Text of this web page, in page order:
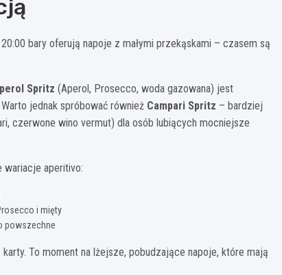
bary oferują napoje z małymi przekąskami – czasem są
Spritz (Aperol, Prosecco, woda gazowana) jest
jednak spróbować również Campari Spritz – bardziej
czerwone wino vermut) dla osób lubiących mocniejsze
wariacje aperitivo:
i mięty
powszechne
To moment na lżejsze, pobudzające napoje, które mają